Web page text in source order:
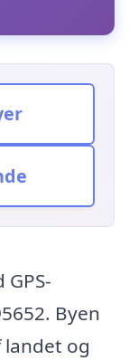
Byen
landet og